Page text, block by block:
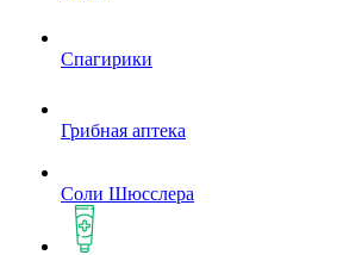
Спагирики
Грибная аптека
Соли Шюсслера